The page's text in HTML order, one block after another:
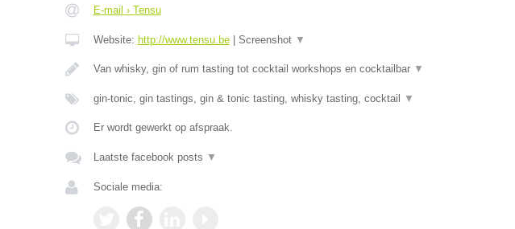
E-mail › Tensu
Website: http://www.tensu.be| Screenshot ▼
Van whisky, gin of rum tasting tot cocktail workshops en cocktailbar ▼
gin-tonic, gin tastings, gin & tonic tasting, whisky tasting, cocktail ▼
Er wordt gewerkt op afspraak.
Laatste facebook posts ▼
Sociale media: